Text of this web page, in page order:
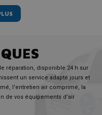
réparation, disponible 24 h sur
un service adapté jours et
l'entretien air comprimé, la
de vos équipements d’air